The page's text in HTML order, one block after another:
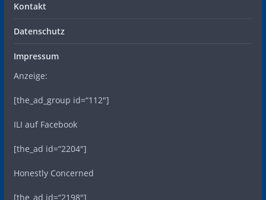
Kontakt
Datenschutz
Impressum
Anzeige:
[the_ad_group id=“112″]
ILI auf Facebook
[the_ad id=“2204″]
Honestly Concerned
[the_ad id=“2198″]